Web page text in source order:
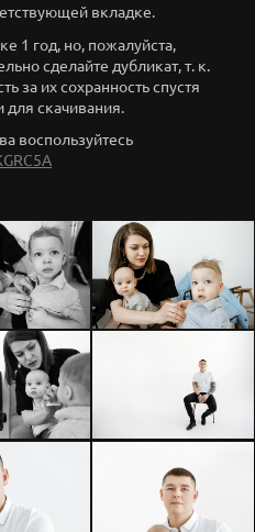
вкладке.
1 год, но, пожалуйста,
сделайте дубликат, т. к.
за их сохранность спустя
скачивания.
воспользуйтесь